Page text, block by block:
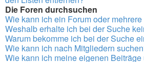
Die Foren durchsuchen
Wie kann ich ein Forum oder
Weshalb erhalte ich bei der Suche
Warum bekomme ich bei der Suche
Wie kann ich nach Mitgliedern
Wie kann ich meine eigenen